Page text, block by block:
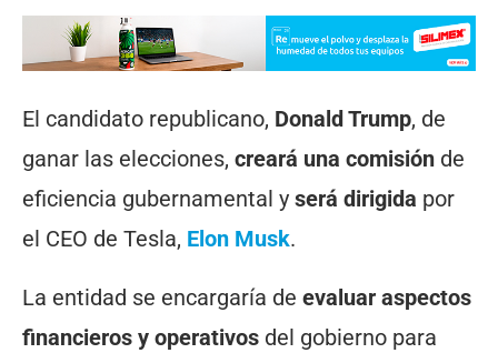
El candidato republicano, Donald Trump, de
ganar las elecciones, creará una comisión de
eficiencia gubernamental y será dirigida por
el CEO de Tesla, Elon Musk.
La entidad se encargaría de evaluar aspectos
financieros y operativos del gobierno para